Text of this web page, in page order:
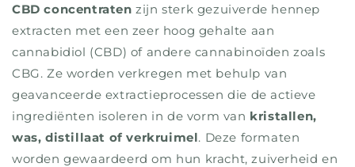
CBD concentraten zijn sterk gezuiverde hennep
extracten met een zeer hoog gehalte aan
cannabidiol (CBD) of andere cannabinoïden zoals
CBG. Ze worden verkregen met behulp van
geavanceerde extractieprocessen die de actieve
ingrediënten isoleren in de vorm van kristallen,
was, distillaat of verkruimel. Deze formaten
worden gewaardeerd om hun kracht, zuiverheid en